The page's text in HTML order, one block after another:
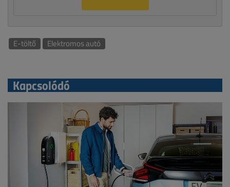
E-töltő Elektromos autó
Kapcsolódó